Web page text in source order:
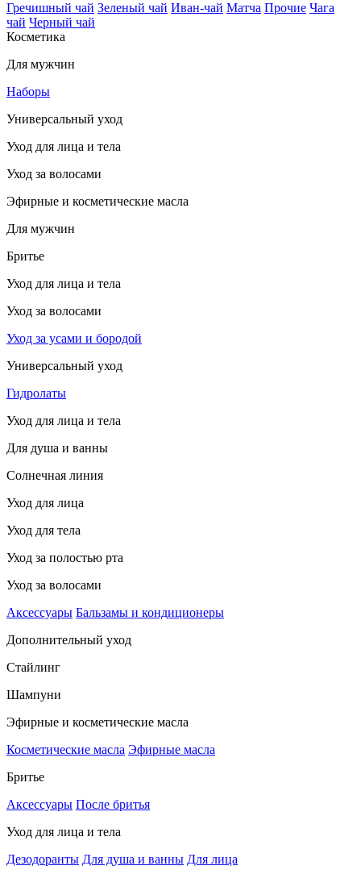
Гречишный чай Зеленый чай Иван-чай Матча Прочие Чага
чай Черный чай
Косметика
Для мужчин
Наборы
Универсальный уход
Уход для лица и тела
Уход за волосами
Эфирные и косметические масла
Для мужчин
Бритье
Уход для лица и тела
Уход за волосами
Уход за усами и бородой
Универсальный уход
Гидролаты
Уход для лица и тела
Для душа и ванны
Солнечная линия
Уход для лица
Уход для тела
Уход за полостью рта
Уход за волосами
Аксессуары Бальзамы и кондиционеры
Дополнительный уход
Стайлинг
Шампуни
Эфирные и косметические масла
Косметические масла Эфирные масла
Бритье
Аксессуары После бритья
Уход для лица и тела
Дезодоранты Для душа и ванны Для лица